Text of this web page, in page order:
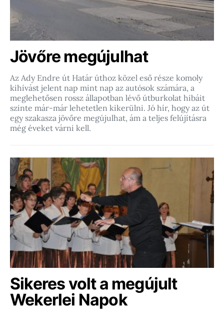
Jövőre megújulhat
Az Ady Endre út Határ úthoz közel eső része komoly
kihívást jelent nap mint nap az autósok számára, a
meglehetősen rossz állapotban lévő útburkolat hibáit
szinte már-már lehetetlen kikerülni. Jó hír, hogy az út
egy szakasza jövőre megújulhat, ám a teljes felújításra
még éveket várni kell.
Sikeres volt a megújult
Wekerlei Napok